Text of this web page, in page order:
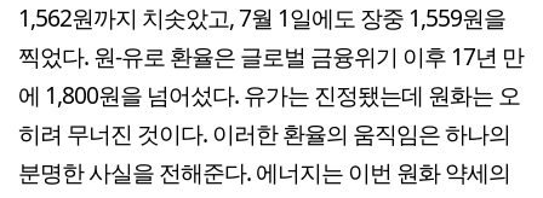
1,562원까지 치솟았고, 7월 1일에도 장중 1,559원을
찍었다. 원-유로 환율은 글로벌 금융위기 이후 17년 만
에 1,800원을 넘어섰다. 유가는 진정됐는데 원화는 오
히려 무너진 것이다. 이러한 환율의 움직임은 하나의
분명한 사실을 전해준다. 에너지는 이번 원화 약세의